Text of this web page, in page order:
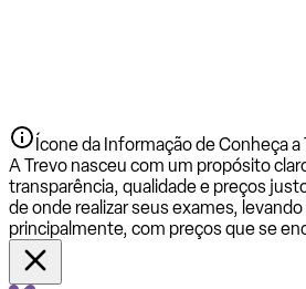
Ícone da Informação de Conheça a
A Trevo nasceu com um propósito
transparência, qualidade e preços
de onde realizar seus exames,
principalmente, com preços que se